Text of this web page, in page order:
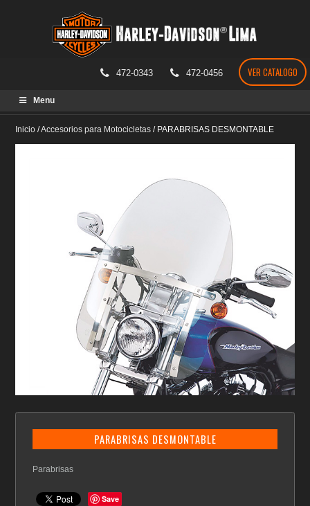
472-0343 472-0456 VER CATALOGO
Menu
Inicio /Accesorios para Motocicletas / PARABRISAS DESMONTABLE
PARABRISAS DESMONTABLE
Parabrisas
Save